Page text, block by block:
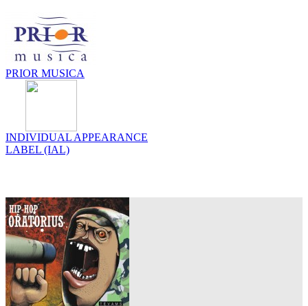
PRIOR MUSICA
INDIVIDUAL APPEARANCE
LABEL (IAL)